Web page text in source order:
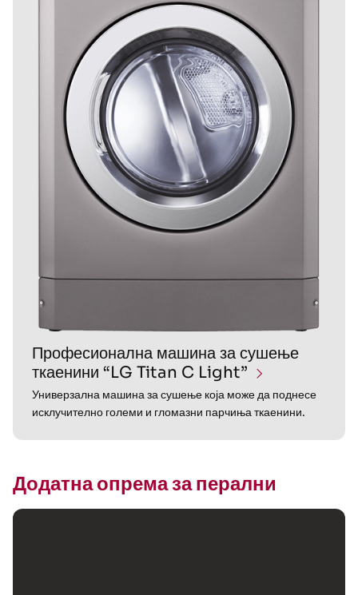
Професионална машина за сушење
ткаенини “LG Titan C Light”
Универзална машина за сушење која може да поднесе
исклучително големи и гломазни парчиња ткаенини.
Додатна опрема за перални